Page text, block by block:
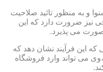
و به منظور تائید صلاحیت
نیز ضرورت دارد که این
صورت می پذیرد.
که این فرآیند نشان دهد که
می تواند وارد فروشگاه